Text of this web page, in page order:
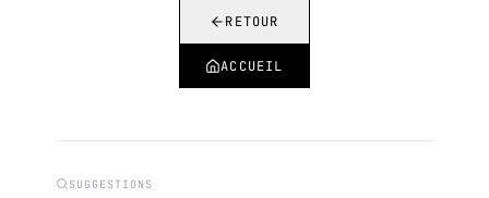
RETOUR
ACCUEIL
SUGGESTIONS